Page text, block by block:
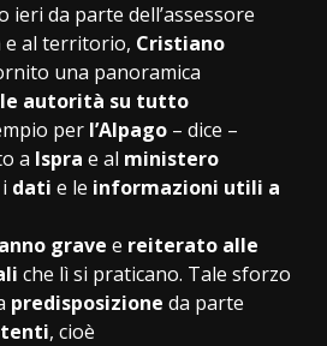
ieri da parte dell’assessore
e al territorio, Cristiano
una panoramica
autorità su tutto
per l’Alpago – dice –
a Ispra e al ministero
dati e le informazioni utili a
grave e reiterato alle
che lì si praticano. Tale sforzo
predisposizione da parte
, cioè